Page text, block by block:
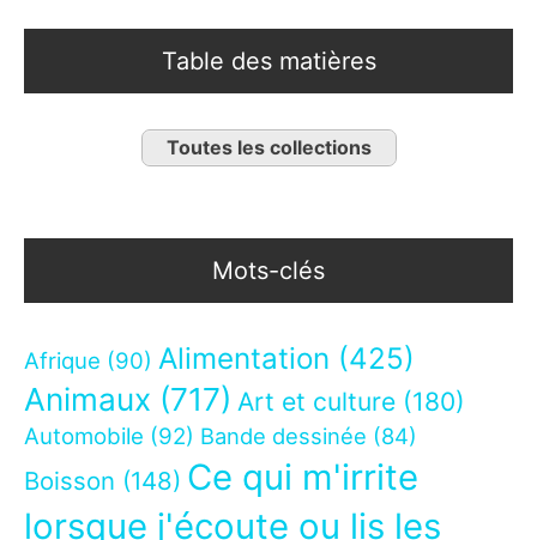
Table des matières
Toutes les collections
Mots-clés
Afrique (90) Alimentation (425)
Animaux (717) Art et culture (180)
Automobile (92) Bande dessinée (84)
Boisson (148) Ce qui m'irrite
lorsque j'écoute ou lis les